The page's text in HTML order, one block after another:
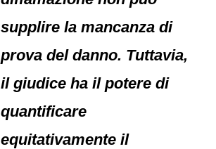
supplire la mancanza di
prova del danno. Tuttavia,
il giudice ha il potere di
quantificare
equitativamente il